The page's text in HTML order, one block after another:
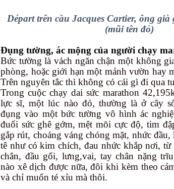
Départ trên cầu Jacques Cartier, ông
(mũi tên đỏ)
Đụng tường, ác mộng của người chạy
Bức tường là vách ngăn chận một không
phòng, hoặc giới hạn một mảnh vườn hay
Trên nguyên tắc thì không có cái gì đi qua
Trong cuộc chạy dai sức marathon
lực sĩ, một lúc nào đó, thường là ở cây
đụng vào một bức tường vô hình ác
đuối sức ghê gớm, mệt mõi cực độ, tim
gắp rút, choáng váng chóng mặt, nhức
tê như có kim chích, đau nhức khắp nơi, từ
chân, đầu gối, lưng,vai, tay chân nặng
nào xê dịch được nữa, đôi khi kèm theo
và chỉ muốn té xỉu mà thôi.